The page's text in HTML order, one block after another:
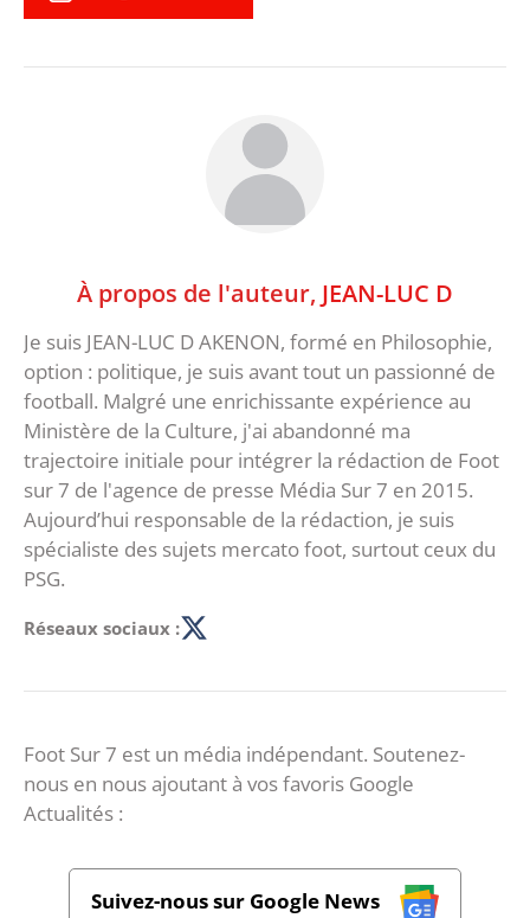
À propos de l'auteur, JEAN-LUC D
Je suis JEAN-LUC D AKENON, formé en Philosophie,
option : politique, je suis avant tout un passionné de
football. Malgré une enrichissante expérience au
Ministère de la Culture, j'ai abandonné ma
trajectoire initiale pour intégrer la rédaction de Foot
sur 7 de l'agence de presse Média Sur 7 en 2015.
Aujourd’hui responsable de la rédaction, je suis
spécialiste des sujets mercato foot, surtout ceux du
PSG.
Réseaux sociaux :
Foot Sur 7 est un média indépendant. Soutenez-
nous en nous ajoutant à vos favoris Google
Actualités :
Suivez-nous sur Google News